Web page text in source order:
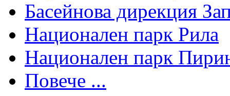
Басейнова дирекция
Национален парк Рила
Национален парк
Повече ...